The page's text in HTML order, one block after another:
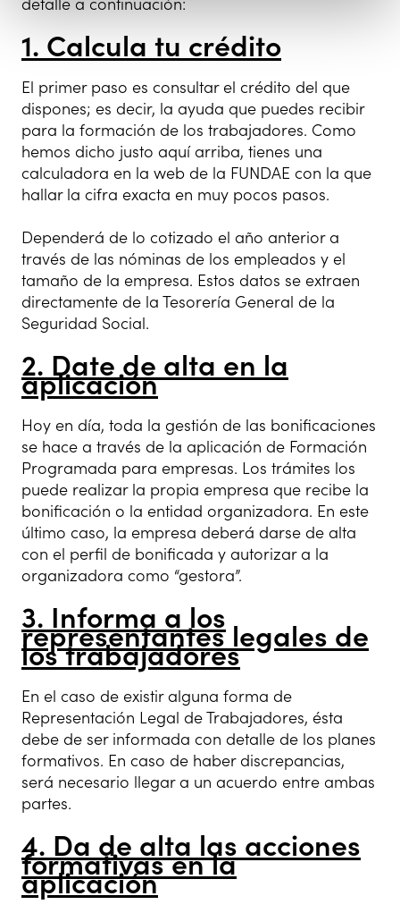
1. Calcula tu crédito
El primer paso es consultar el crédito del que
dispones; es decir, la ayuda que puedes recibir
para la formación de los trabajadores. Como
hemos dicho justo aquí arriba, tienes una
calculadora en la web de la FUNDAE con la que
hallar la cifra exacta en muy pocos pasos.
Dependerá de lo cotizado el año anterior a
través de las nóminas de los empleados y el
tamaño de la empresa. Estos datos se extraen
directamente de la Tesorería General de la
Seguridad Social.
2. Date de alta en la
aplicación
Hoy en día, toda la gestión de las bonificaciones
se hace a través de la aplicación de Formación
Programada para empresas. Los trámites los
puede realizar la propia empresa que recibe la
bonificación o la entidad organizadora. En este
último caso, la empresa deberá darse de alta
con el perfil de bonificada y autorizar a la
organizadora como “gestora”.
3. Informa a los
representantes legales de
los trabajadores
En el caso de existir alguna forma de
Representación Legal de Trabajadores, ésta
debe de ser informada con detalle de los planes
formativos. En caso de haber discrepancias,
será necesario llegar a un acuerdo entre ambas
partes.
4. Da de alta las acciones
formativas en la
aplicación